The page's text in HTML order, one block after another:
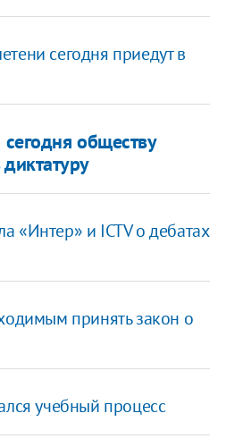
сегодня приедут в
обществу
«Интер» и ICTV о дебатах
принять закон о
учебный процесс